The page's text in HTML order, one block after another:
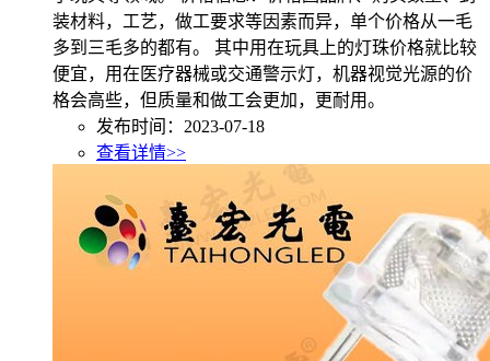
装材料，工艺，做工要求等因素而异，单个价格从一毛
多到三毛多的都有。 其中用在玩具上的灯珠价格就比较
便宜，用在医疗器械或交通警示灯，机器视觉光源的价
格会高些，但质量和做工会更加，更耐用。
发布时间：2023-07-18
查看详情>>